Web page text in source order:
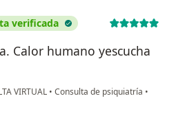
verificada
Calor humano yescucha
VIRTUAL • Consulta de psiquiatría •